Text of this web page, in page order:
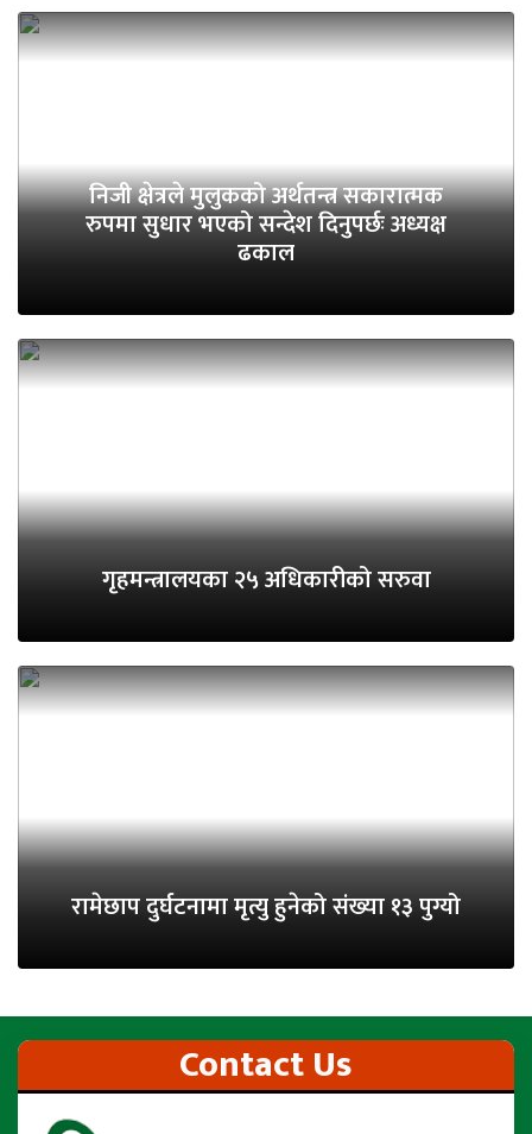
निजी क्षेत्रले मुलुकको अर्थतन्त्र सकारात्मक
रुपमा सुधार भएको सन्देश दिनुपर्छः अध्यक्ष
ढकाल
गृहमन्त्रालयका २५ अधिकारीको सरुवा
रामेछाप दुर्घटनामा मृत्यु हुनेको संख्या १३ पुग्यो
Contact Us